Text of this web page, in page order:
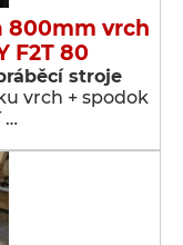
800mm vrch
F2T 80
stroje
vrch + spodok
…